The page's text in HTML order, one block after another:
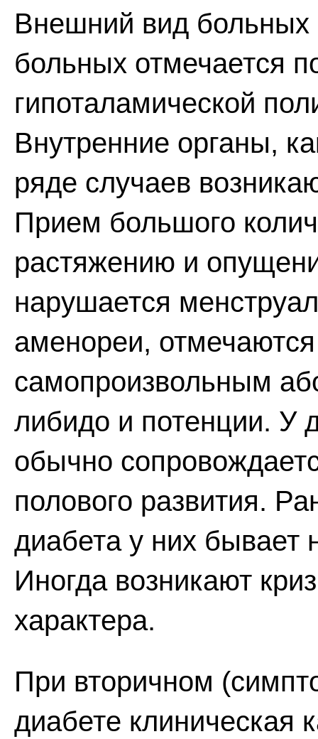
Внешний вид больных
больных отмечается
гипоталамической
Внутренние органы,
ряде случаев
Прием большого
растяжению и
нарушается
аменореи,
самопроизвольным
либидо и потенции. У
обычно
полового развития.
диабета у них бывает
Иногда возникают
характера.
При вторичном
диабете клиническая